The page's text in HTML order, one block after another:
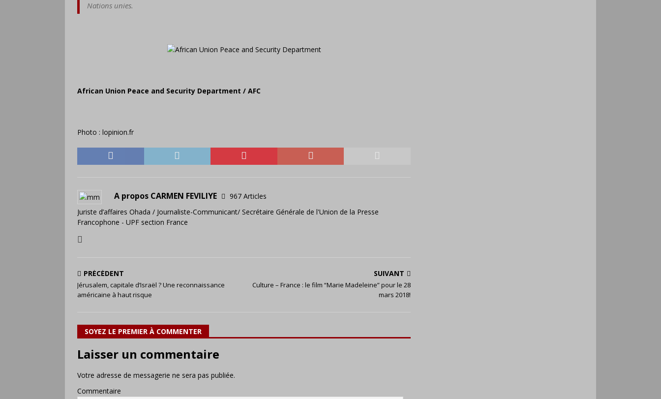
Nations unies.
African Union Peace and Security Department / AFC
Photo : lopinion.fr
A propos CARMEN FEVILIYE
967 Articles
Juriste d’affaires Ohada / Journaliste-Communicant/ Secrétaire Générale de l'Union de la Presse
Francophone - UPF section France
PRÉCÉDENT
Jérusalem, capitale d’Israël ? Une reconnaissance
américaine à haut risque
SUIVANT
Culture – France : le film “Marie Madeleine” pour le 28
mars 2018!
SOYEZ LE PREMIER À COMMENTER
Laisser un commentaire
Votre adresse de messagerie ne sera pas publiée.
Commentaire